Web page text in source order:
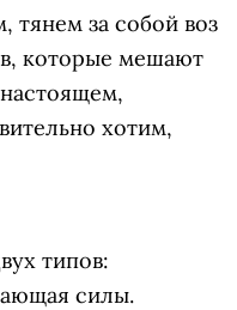
тянем за собой воз
которые мешают
хотим,
типов:
силы.